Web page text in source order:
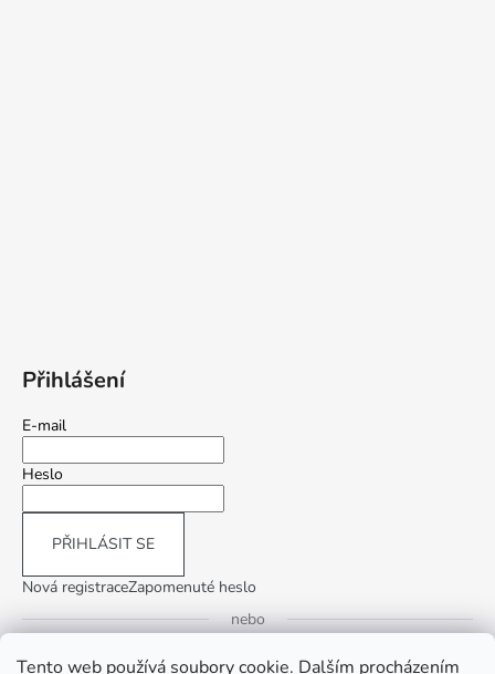
Tento web používá soubory cookie. Dalším procházením
Přihlášení
E-mail
Heslo
PŘIHLÁSIT SE
Nová registraceZapomenuté heslo
nebo
Přihlásit se přes Google